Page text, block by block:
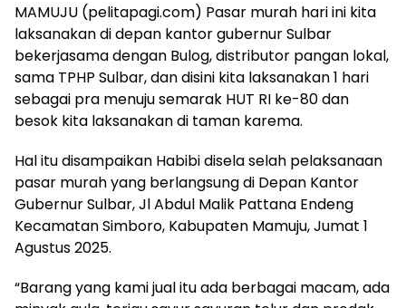
MAMUJU (pelitapagi.com) Pasar murah hari ini kita
laksanakan di depan kantor gubernur Sulbar
bekerjasama dengan Bulog, distributor pangan lokal,
sama TPHP Sulbar, dan disini kita laksanakan 1 hari
sebagai pra menuju semarak HUT RI ke-80 dan
besok kita laksanakan di taman karema.
Hal itu disampaikan Habibi disela selah pelaksanaan
pasar murah yang berlangsung di Depan Kantor
Gubernur Sulbar, Jl Abdul Malik Pattana Endeng
Kecamatan Simboro, Kabupaten Mamuju, Jumat 1
Agustus 2025.
“Barang yang kami jual itu ada berbagai macam, ada